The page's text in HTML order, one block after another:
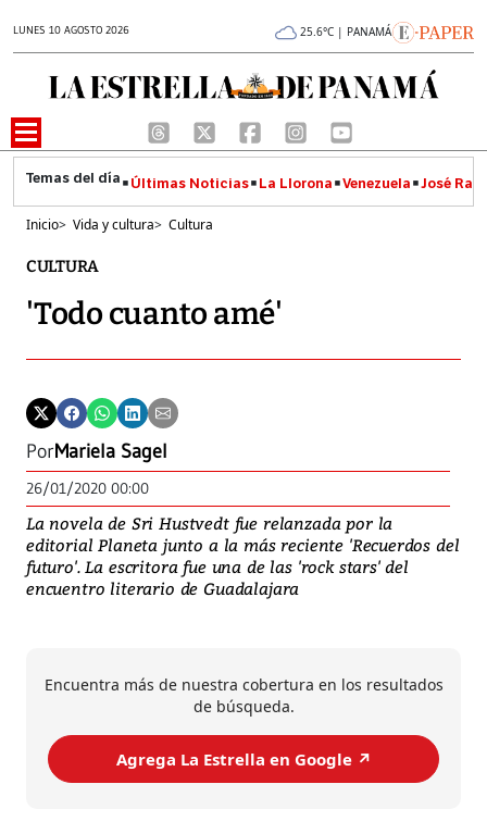
LUNES 10 AGOSTO 2026 25.6°C | PANAMÁ
Últimas Noticias La Llorona Venezuela José
Inicio> Vida y cultura> Cultura
CULTURA
'Todo cuanto amé'
PorMariela Sagel
26/01/2020 00:00
La novela de Sri Hustvedt fue relanzada por la
editorial Planeta junto a la más reciente 'Recuerdos del
futuro'. La escritora fue una de las 'rock stars' del
encuentro literario de Guadalajara
Encuentra más de nuestra cobertura en los resultados
de búsqueda.
Agrega La Estrella en Google ↗️